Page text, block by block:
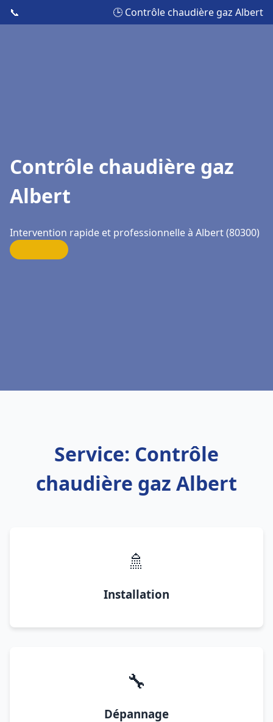
📞 🕒 Contrôle chaudière gaz Albert
Contrôle chaudière gaz
Albert
Intervention rapide et professionnelle à Albert (80300)
Service: Contrôle
chaudière gaz Albert
🚿
Installation
🔧
Dépannage